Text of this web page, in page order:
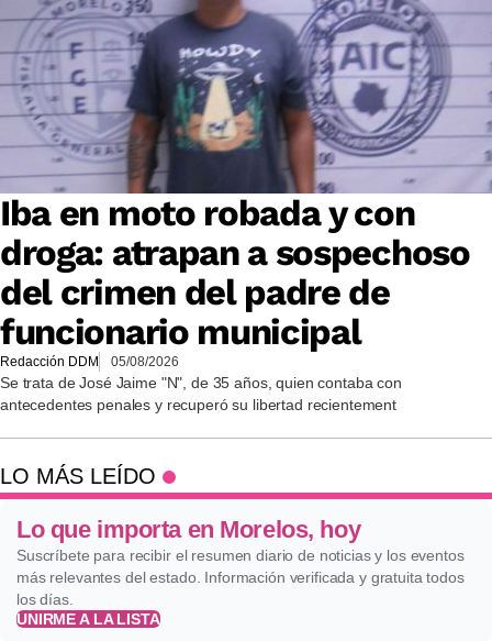
Iba en moto robada y con
droga: atrapan a sospechoso
del crimen del padre de
funcionario municipal
Redacción DDM 05/08/2026
Se trata de José Jaime "N", de 35 años, quien contaba con
antecedentes penales y recuperó su libertad recientement
LO MÁS LEÍDO
Lo que importa en Morelos, hoy
Suscríbete para recibir el resumen diario de noticias y los eventos
más relevantes del estado. Información verificada y gratuita todos
los días.
UNIRME A LA LISTA